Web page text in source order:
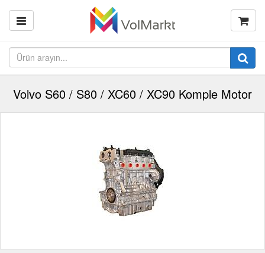
Volvo S60 / S80 / XC60 / XC90 Komple Motor